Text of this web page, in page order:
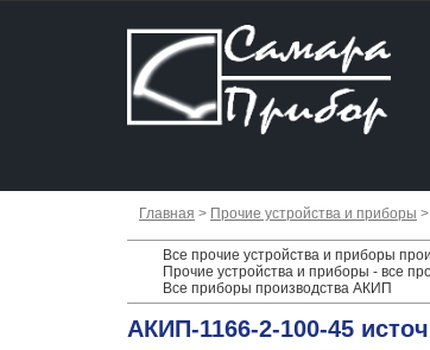
Главная > Прочие устройства и приборы >
Все прочие устройства и приборы
Прочие устройства и приборы - все
Все приборы производства АКИП
АКИП-1166-2-100-45